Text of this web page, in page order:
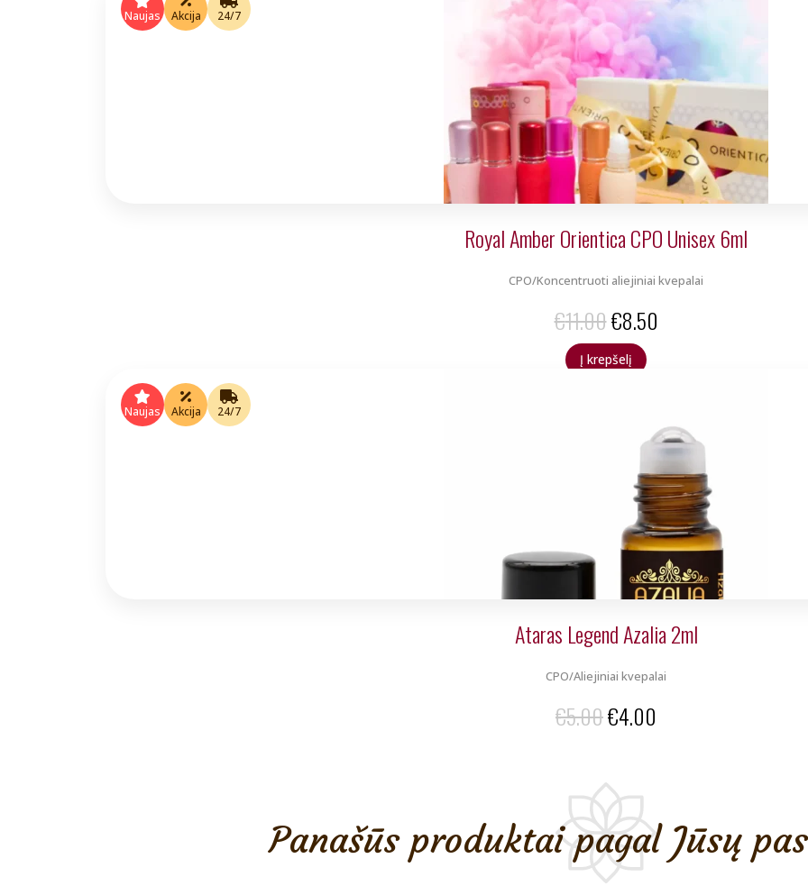
was:
€5.00.
is:
€4.00.
Naujas Akcija 24/7
Royal Amber Orientica CPO Unisex 6ml
CPO/Koncentruoti aliejiniai kvepalai
€11.00Original
price
€8.50
Į krepšelį
Naujas Akcija 24/7
Ataras Legend Azalia 2ml
CPO/Aliejiniai kvepalai
€5.00Original
was:
€5.00.
€4.00
Panašūs produktai pagal Jūsų